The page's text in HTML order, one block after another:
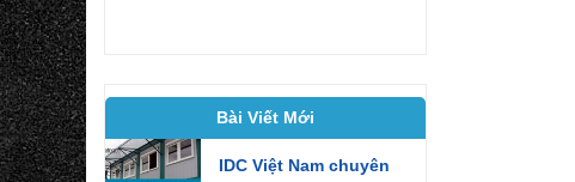
Bài Viết Mới
IDC Việt Nam chuyên